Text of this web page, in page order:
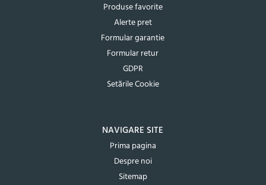
Produse favorite
Alerte pret
Formular garantie
Formular retur
GDPR
Setările Cookie
NAVIGARE SITE
Prima pagina
Despre noi
Sitemap